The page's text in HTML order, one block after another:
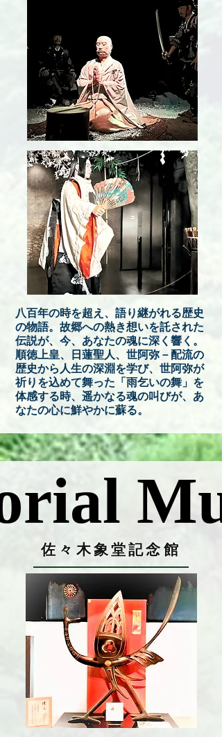
​八百年の時を超え、語り継がれる歴史
の物語。故郷への熱き想いを託された
伝説が、今、あなたの魂に深く響く。
順徳上皇、日蓮聖人、世阿弥－配流の
歴史から人生の深淵を学び、世阿弥が
祈りを込めて舞った「雨乞いの舞」を
体感する時、遥かなる魂の叫びが、あ
なたの心に鮮やかに蘇る。
佐々木象堂記念館